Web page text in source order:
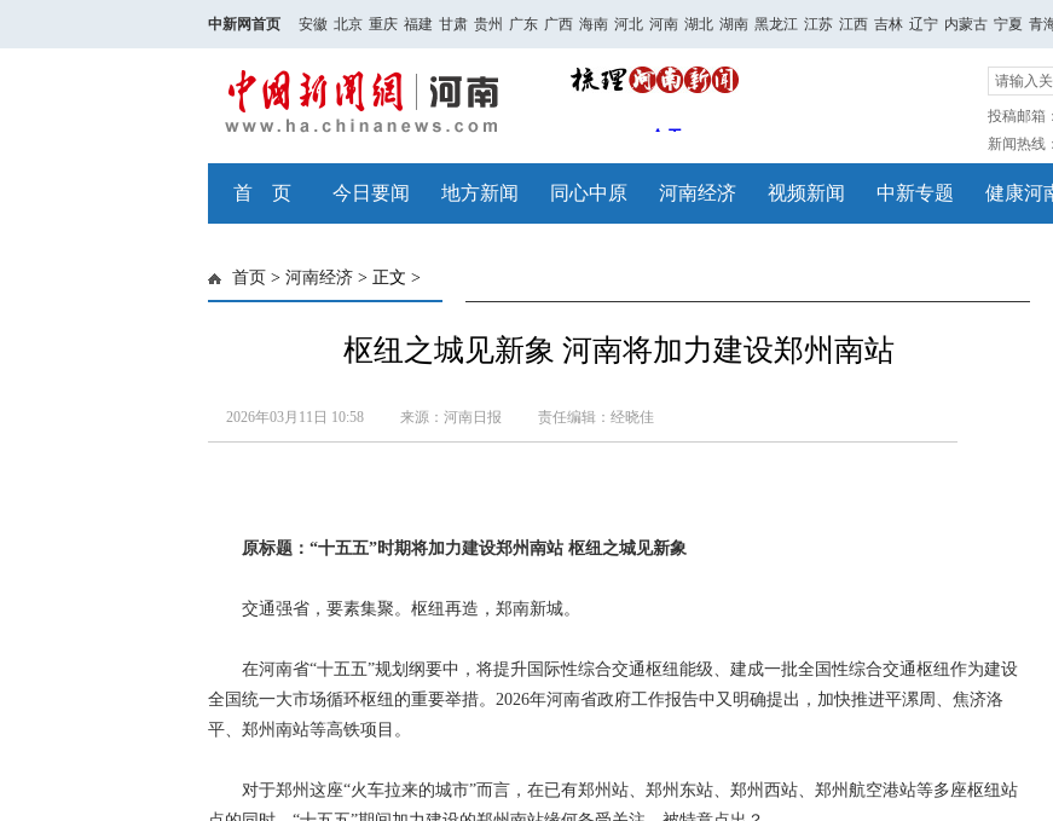
中新网首页 安徽 北京 重庆 福建 甘肃 贵州 广东 广西 海南 河北 河南 湖北 湖南 黑龙江 江苏 江西 吉林 辽宁 内蒙古 宁夏 青
投稿邮箱
新闻热线
首 页 今日要闻 地方新闻 同心中原 河南经济 视频新闻 中新专题 健康河
首页 > 河南经济 > 正文 >
枢纽之城见新象 河南将加力建设郑州南站
2026年03月11日 10:58 来源：河南日报 责任编辑：经晓佳
原标题：“十五五”时期将加力建设郑州南站 枢纽之城见新象
交通强省，要素集聚。枢纽再造，郑南新城。
在河南省“十五五”规划纲要中，将提升国际性综合交通枢纽能级、建成一批全国性综合交通枢纽作为建设
全国统一大市场循环枢纽的重要举措。2026年河南省政府工作报告中又明确提出，加快推进平漯周、焦济洛
平、郑州南站等高铁项目。
对于郑州这座“火车拉来的城市”而言，在已有郑州站、郑州东站、郑州西站、郑州航空港站等多座枢纽站